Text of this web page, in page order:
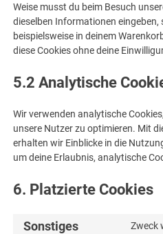
Weise musst du beim Besuch
dieselben Informationen eingeben,
beispielsweise in deinem
diese Cookies ohne deine
5.2 Analytische
Wir verwenden analytische
unsere Nutzer zu optimieren. Mit
erhalten wir Einblicke in die
um deine Erlaubnis, analytische
6. Platzierte Cookies
Sonstiges Zweck